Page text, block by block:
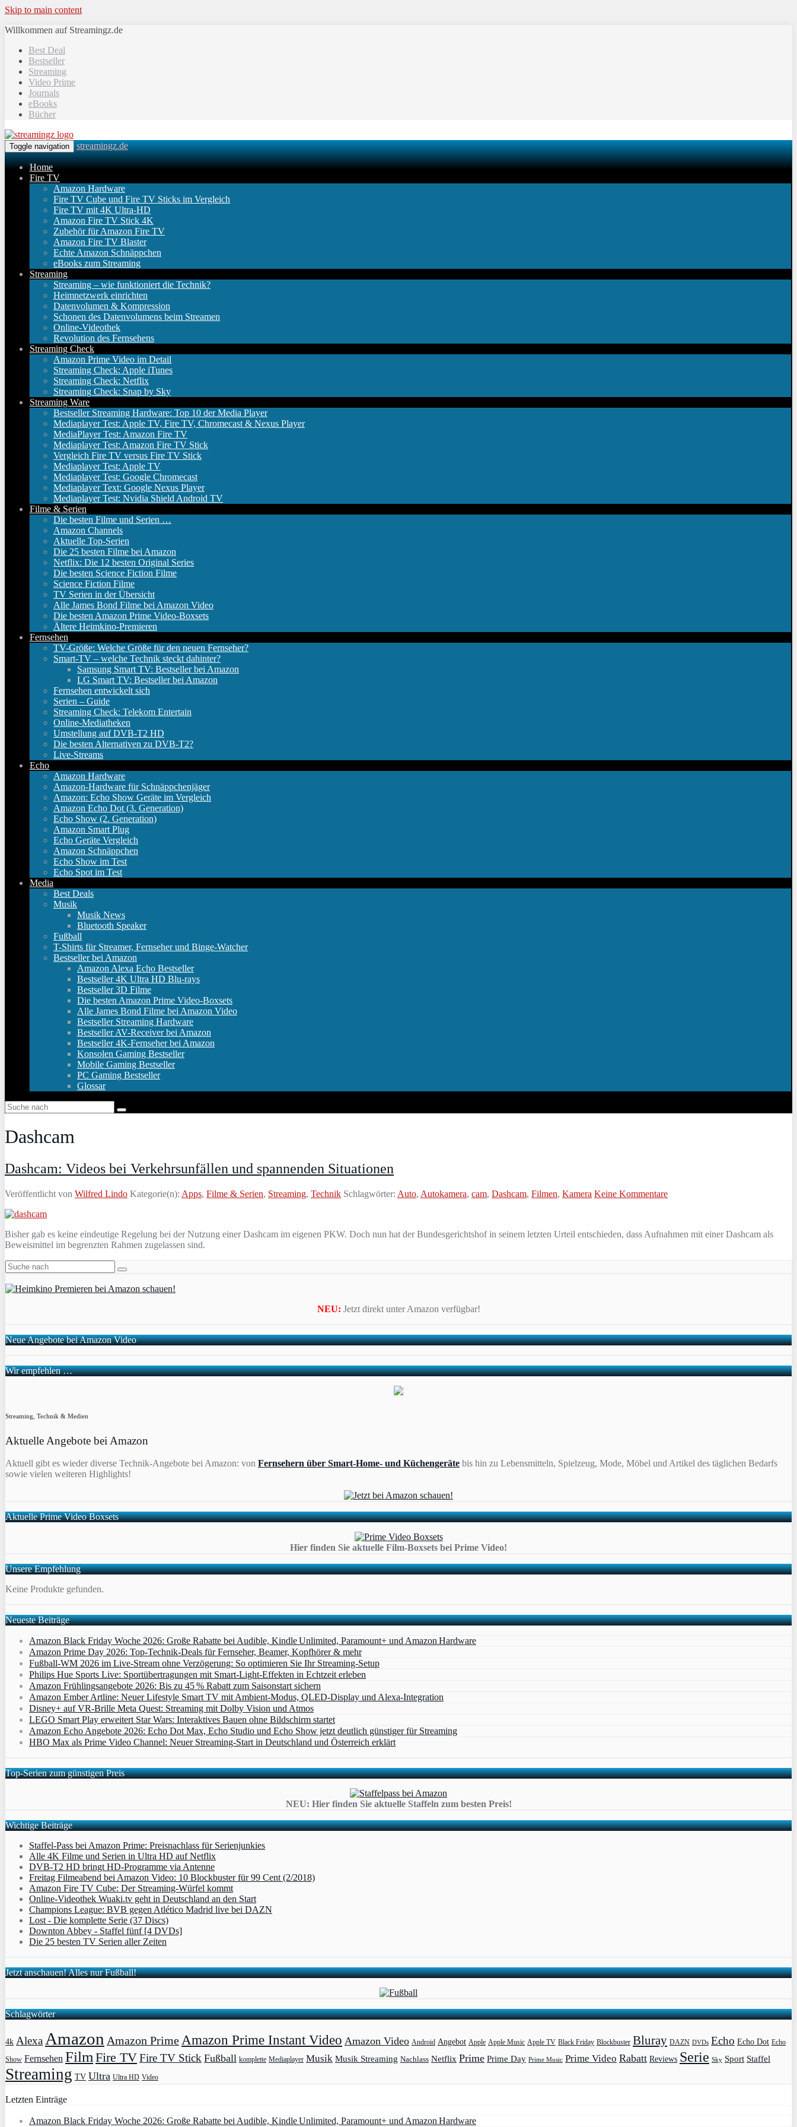
Skip to main content
Willkommen auf Streamingz.de
Best Deal
Bestseller
Streaming
Video Prime
Journals
eBooks
Bücher
Toggle navigation streamingz.de
Home
Fire TV
Amazon Hardware
Fire TV Cube und Fire TV Sticks im Vergleich
Fire TV mit 4K Ultra-HD
Amazon Fire TV Stick 4K
Zubehör für Amazon Fire TV
Amazon Fire TV Blaster
Echte Amazon Schnäppchen
eBooks zum Streaming
Streaming
Streaming – wie funktioniert die Technik?
Heimnetzwerk einrichten
Datenvolumen & Kompression
Schonen des Datenvolumens beim Streamen
Online-Videothek
Revolution des Fernsehens
Streaming Check
Amazon Prime Video im Detail
Streaming Check: Apple iTunes
Streaming Check: Netflix
Streaming Check: Snap by Sky
Streaming Ware
Bestseller Streaming Hardware: Top 10 der Media Player
Mediaplayer Test: Apple TV, Fire TV, Chromecast & Nexus Player
MediaPlayer Test: Amazon Fire TV
Mediaplayer Test: Amazon Fire TV Stick
Vergleich Fire TV versus Fire TV Stick
Mediaplayer Test: Apple TV
Mediaplayer Test: Google Chromecast
Mediaplayer Text: Google Nexus Player
Mediaplayer Test: Nvidia Shield Android TV
Filme & Serien
Die besten Filme und Serien …
Amazon Channels
Aktuelle Top-Serien
Die 25 besten Filme bei Amazon
Netflix: Die 12 besten Original Series
Die besten Science Fiction Filme
Science Fiction Filme
TV Serien in der Übersicht
Alle James Bond Filme bei Amazon Video
Die besten Amazon Prime Video-Boxsets
Ältere Heimkino-Premieren
Fernsehen
TV-Größe: Welche Größe für den neuen Fernseher?
Smart-TV – welche Technik steckt dahinter?
Samsung Smart TV: Bestseller bei Amazon
LG Smart TV: Bestseller bei Amazon
Fernsehen entwickelt sich
Serien – Guide
Streaming Check: Telekom Entertain
Online-Mediatheken
Umstellung auf DVB-T2 HD
Die besten Alternativen zu DVB-T2?
Live-Streams
Echo
Amazon Hardware
Amazon-Hardware für Schnäppchenjäger
Amazon: Echo Show Geräte im Vergleich
Amazon Echo Dot (3. Generation)
Echo Show (2. Generation)
Amazon Smart Plug
Echo Geräte Vergleich
Amazon Schnäppchen
Echo Show im Test
Echo Spot im Test
Media
Best Deals
Musik
Musik News
Bluetooth Speaker
Fußball
T-Shirts für Streamer, Fernseher und Binge-Watcher
Bestseller bei Amazon
Amazon Alexa Echo Bestseller
Bestseller 4K Ultra HD Blu-rays
Bestseller 3D Filme
Die besten Amazon Prime Video-Boxsets
Alle James Bond Filme bei Amazon Video
Bestseller Streaming Hardware
Bestseller AV-Receiver bei Amazon
Bestseller 4K-Fernseher bei Amazon
Konsolen Gaming Bestseller
Mobile Gaming Bestseller
PC Gaming Bestseller
Glossar
Dashcam
Dashcam: Videos bei Verkehrsunfällen und spannenden Situationen
Veröffentlicht von Wilfred Lindo Kategorie(n): Apps, Filme & Serien, Streaming, Technik Schlagwörter: Auto, Autokamera, cam, Dashcam, Filmen, Kamera Keine Kommentare
Bisher gab es keine eindeutige Regelung bei der Nutzung einer Dashcam im eigenen PKW. Doch nun hat der Bundesgerichtshof in seinem letzten Urteil entschieden, dass Aufnahmen mit einer Dashcam als
Beweismittel im begrenzten Rahmen zugelassen sind.
NEU: Jetzt direkt unter Amazon verfügbar!
Neue Angebote bei Amazon Video
Wir empfehlen …
Streaming, Technik & Medien
Aktuelle Angebote bei Amazon
Aktuell gibt es wieder diverse Technik-Angebote bei Amazon: von Fernsehern über Smart-Home- und Küchengeräte bis hin zu Lebensmitteln, Spielzeug, Mode, Möbel und Artikel des täglichen Bedarfs
sowie vielen weiteren Highlights!
Aktuelle Prime Video Boxsets
Hier finden Sie aktuelle Film-Boxsets bei Prime Video!
Unsere Empfehlung
Keine Produkte gefunden.
Neueste Beiträge
Amazon Black Friday Woche 2026: Große Rabatte bei Audible, Kindle Unlimited, Paramount+ und Amazon Hardware
Amazon Prime Day 2026: Top-Technik-Deals für Fernseher, Beamer, Kopfhörer & mehr
Fußball-WM 2026 im Live-Stream ohne Verzögerung: So optimieren Sie Ihr Streaming-Setup
Philips Hue Sports Live: Sportübertragungen mit Smart‑Light‑Effekten in Echtzeit erleben
Amazon Frühlingsangebote 2026: Bis zu 45 % Rabatt zum Saisonstart sichern
Amazon Ember Artline: Neuer Lifestyle Smart TV mit Ambient‑Modus, QLED‑Display und Alexa‑Integration
Disney+ auf VR-Brille Meta Quest: Streaming mit Dolby Vision und Atmos
LEGO Smart Play erweitert Star Wars: Interaktives Bauen ohne Bildschirm startet
Amazon Echo Angebote 2026: Echo Dot Max, Echo Studio und Echo Show jetzt deutlich günstiger für Streaming
HBO Max als Prime Video Channel: Neuer Streaming‑Start in Deutschland und Österreich erklärt
Top-Serien zum günstigen Preis
NEU: Hier finden Sie aktuelle Staffeln zum besten Preis!
Wichtige Beiträge
Staffel-Pass bei Amazon Prime: Preisnachlass für Serienjunkies
Alle 4K Filme und Serien in Ultra HD auf Netflix
DVB-T2 HD bringt HD-Programme via Antenne
Freitag Filmeabend bei Amazon Video: 10 Blockbuster für 99 Cent (2/2018)
Amazon Fire TV Cube: Der Streaming-Würfel kommt
Online-Videothek Wuaki.tv geht in Deutschland an den Start
Champions League: BVB gegen Atlético Madrid live bei DAZN
Lost - Die komplette Serie (37 Discs)
Downton Abbey - Staffel fünf [4 DVDs]
Die 25 besten TV Serien aller Zeiten
Jetzt anschauen! Alles nur Fußball!
Schlagwörter
4k AlexaAmazon Amazon PrimeAmazon Prime Instant Video Amazon Video Android Angebot Apple Apple Music Apple TV Black Friday Blockbuster Bluray DAZN DVDs Echo Echo Dot Echo
Show Fernsehen FilmFire TVFire TV Stick Fußball komplette Mediaplayer Musik Musik Streaming Nachlass Netflix Prime Prime Day Prime Music Prime Video Rabatt Reviews Serie Sky Sport Staffel
Streaming TV Ultra Ultra HD Video
Letzten Einträge
Amazon Black Friday Woche 2026: Große Rabatte bei Audible, Kindle Unlimited, Paramount+ und Amazon Hardware